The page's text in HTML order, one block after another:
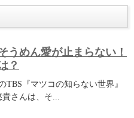
うめん愛が止まらない！
？
TBS『マツコの知らない世界』
さんは、そ...